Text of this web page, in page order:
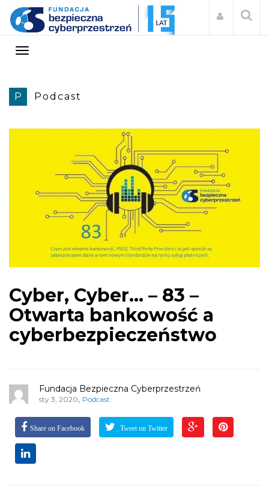
P Podcast
Cyber, Cyber… – 83 –
Otwarta bankowość a
cyberbezpieczeństwo
Fundacja Bezpieczna Cyberprzestrzeń
sty 3, 2020, Podcast
Share on Facebook Tweet on Twitter